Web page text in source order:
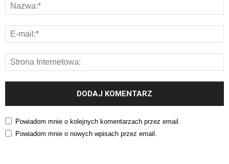
Powiadom mnie o kolejnych komentarzach przez email.
Powiadom mnie o nowych wpisach przez email.